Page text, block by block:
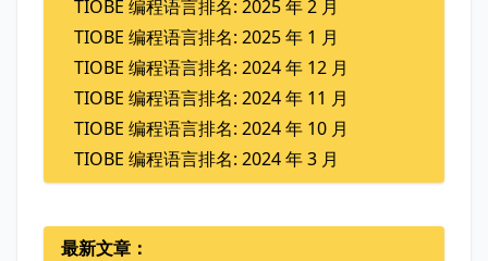
TIOBE 编程语言排名: 2025 年 2 月
TIOBE 编程语言排名: 2025 年 1 月
TIOBE 编程语言排名: 2024 年 12 月
TIOBE 编程语言排名: 2024 年 11 月
TIOBE 编程语言排名: 2024 年 10 月
TIOBE 编程语言排名: 2024 年 3 月
最新文章：